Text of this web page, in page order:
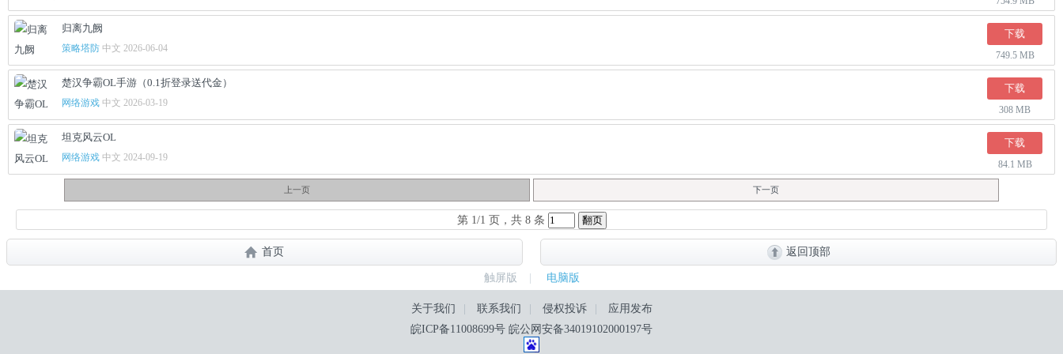
归离九阙
策略塔防 中文 2026-06-04
下载
749.5 MB
楚汉争霸OL手游（0.1折登录送代金）
网络游戏 中文 2026-03-19
下载
308 MB
坦克风云OL
网络游戏 中文 2024-09-19
下载
84.1 MB
上一页 下一页
第 1/1 页，共 8 条
首页 返回顶部
触屏版 电脑版
关于我们 联系我们 侵权投诉
应用发布
皖ICP备11008699号 皖公网安备34019102000197号